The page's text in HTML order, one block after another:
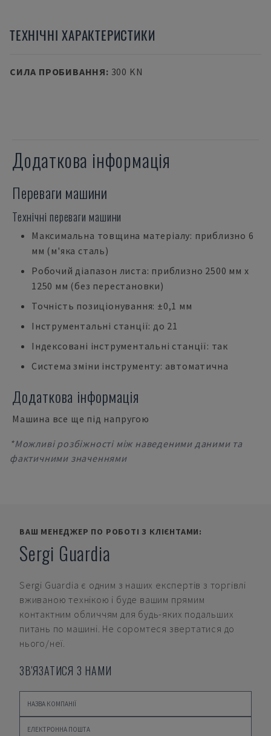
ТЕХНІЧНІ ХАРАКТЕРИСТИКИ
СИЛА ПРОБИВАННЯ: 300 KN
Додаткова інформація
Переваги машини
Технічні переваги машини
Максимальна товщина матеріалу: приблизно 6
мм (м'яка сталь)
Робочий діапазон листа: приблизно 2500 мм x
1250 мм (без перестановки)
Точність позиціонування: ±0,1 мм
Інструментальні станції: до 21
Індексовані інструментальні станції: так
Система зміни інструменту: автоматична
Додаткова інформація
Машина все ще під напругою
*Можливі розбіжності між наведеними даними та
фактичними значеннями
ВАШ МЕНЕДЖЕР ПО РОБОТІ З КЛІЄНТАМИ:
Sergi Guardia
Sergi Guardia є одним з наших експертів з торгівлі
вживаною технікою і буде вашим прямим
контактним обличчям для будь-яких подальших
питань по машині. Не соромтеся звертатися до
нього/неї.
ЗВ'ЯЗАТИСЯ З НАМИ